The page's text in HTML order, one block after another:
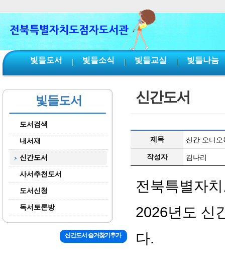
빛들도서 빛들소식 빛들교실 빛들나눔
빛들도서
도서검색
내서재
신간도서
사서추천도서
도서신청
독서토론방
신간도서
제목 신간 오디
작성자 김나리
전북특별자
2026년도 신
다.
신간도서 즐겨찾기추가